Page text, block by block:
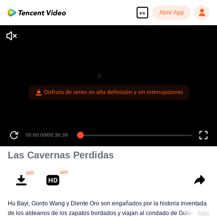
es Abrir App
Disfruta de series en alta definición y sin interrupciones
00:00:00/00:36:39
Las Cavernas Perdidas
Hu Bayi, Gordo Wang y Diente Oro son engañados por la historia inventada
de los aldeanos de los zapatos bordados y viajan al condado de Gulan enMás